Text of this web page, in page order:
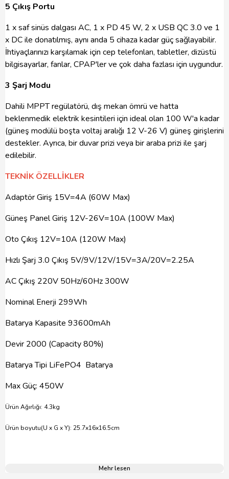
5 Çıkış Portu
1 x saf sinüs dalgası AC, 1 x PD 45 W, 2 x USB QC 3.0 ve 1
x DC ile donatılmış, aynı anda 5 cihaza kadar güç sağlayabilir.
İhtiyaçlarınızı karşılamak için cep telefonları, tabletler, dizüstü
bilgisayarlar, fanlar, CPAP'ler ve çok daha fazlası için uygundur.
3 Şarj Modu
Dahili MPPT regülatörü, dış mekan ömrü ve hatta
beklenmedik elektrik kesintileri için ideal olan 100 W'a kadar
(güneş modülü boşta voltaj aralığı 12 V-26 V) güneş girişlerini
destekler. Ayrıca, bir duvar prizi veya bir araba prizi ile şarj
edilebilir.
TEKNİK ÖZELLİKLER
Adaptör Giriş 15V=4A (60W Max)
Güneş Panel Giriş 12V-26V=10A (100W Max)
Oto Çıkış 12V=10A (120W Max)
Hızlı Şarj 3.0 Çıkış 5V/9V/12V/15V=3A/20V=2.25A
AC Çıkış 220V 50Hz/60Hz 300W
Nominal Enerji 299Wh
Batarya Kapasite 93600mAh
Devir 2000 (Capacity 80%)
Batarya Tipi LiFePO4 Batarya
Max Güç: 450W
Ürün Ağırlığı: 4.3kg
Ürün boyutu(U x G x Y): 25.7x16x16.5cm
Mehr lesen